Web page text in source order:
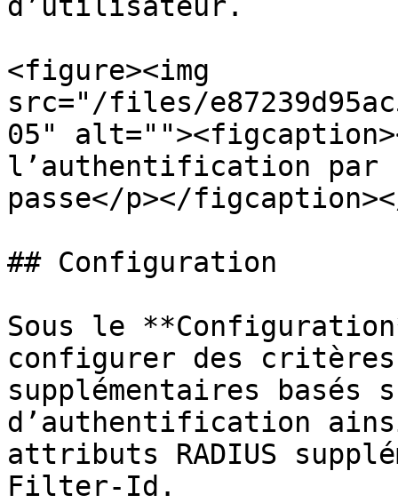
<figure><img
src="/files/
05"
l’authentification par
passe</p></
## Configuration
Sous le
configurer des
supplémentaires basés
d’authentification
attributs RADIUS
Filter-Id.